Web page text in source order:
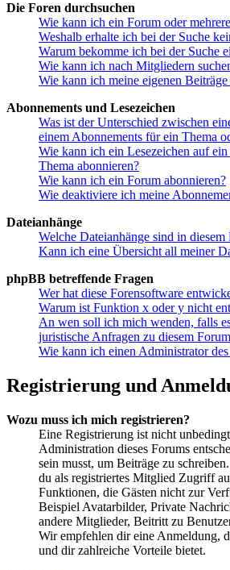
Die Foren durchsuchen
Wie kann ich ein Forum oder
Weshalb erhalte ich bei der Suche
Warum bekomme ich bei der Suche
Wie kann ich nach Mitgliedern
Wie kann ich meine eigenen
Abonnements und Lesezeichen
Was ist der Unterschied zwischen
einem Abonnements für ein Thema
Wie kann ich ein Lesezeichen auf
Thema abonnieren?
Wie kann ich ein Forum abonnieren?
Wie deaktiviere ich meine
Dateianhänge
Welche Dateianhänge sind in diesem
Kann ich eine Übersicht all meiner
phpBB betreffende Fragen
Wer hat diese Forensoftware
Warum ist Funktion x oder y nicht
An wen soll ich mich wenden, falls
juristische Anfragen zu diesem
Wie kann ich einen Administrator
Registrierung und
Wozu muss ich mich registrieren?
Eine Registrierung ist nicht
Administration dieses Forums
sein musst, um Beiträge zu
du als registriertes Mitglied Zugriff
Funktionen, die Gästen nicht zur
Beispiel Avatarbilder, Private
andere Mitglieder, Beitritt zu
Wir empfehlen dir eine Anmeldung,
und dir zahlreiche Vorteile bietet.